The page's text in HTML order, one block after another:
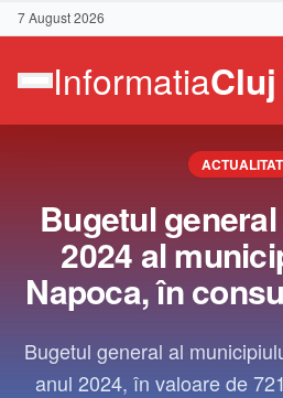
7 August 2026
Bugetul
2024 al
Napoca, în
Bugetul general al
anul 2024, în valoare de